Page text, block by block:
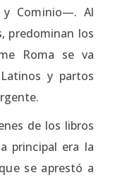
y Cominio—. Al
predominan los
Roma se va
y partos
de los libros
principal era la
se aprestó a